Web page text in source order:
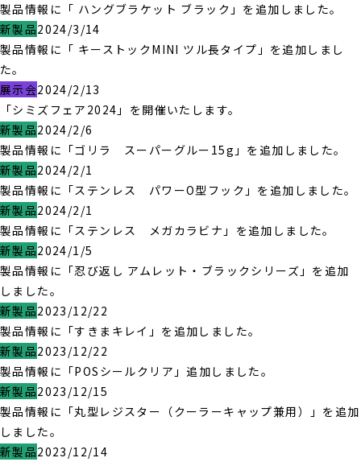
製品情報に「 ハングブラケット ブラック」を追加しました。
新製品2024/3/14
製品情報に「 キーストックMINI ツル長タイプ」を追加しまし
た。
展示会2024/2/13
「シミズフェア2024」を開催いたします。
新製品2024/2/6
製品情報に「ゴリラ スーパーグルー15g」を追加しました。
新製品2024/2/1
製品情報に「ステンレス パワーO型フック」を追加しました。
新製品2024/2/1
製品情報に「ステンレス メガカラビナ」を追加しました。
新製品2024/1/5
製品情報に「忍び返し アムレット・ブラックシリーズ」を追加
しました。
新製品2023/12/22
製品情報に「すきまキレイ」を追加しました。
新製品2023/12/22
製品情報に「POSシールクリア」追加しました。
新製品2023/12/15
製品情報に「丸型レジスター（クーラーキャップ兼用）」を追加
しました。
新製品2023/12/14